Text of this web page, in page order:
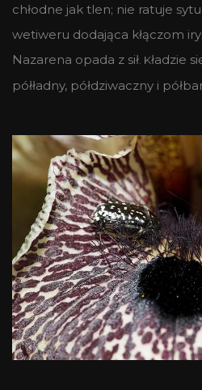
chłodne jak tlen; nie ratuje
wetiweru dodająca kłączom
Nazarena opada z sił . Kładzie
półładny, półdziwaczny i